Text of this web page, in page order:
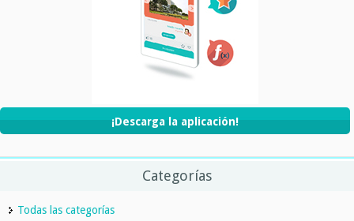
¡Descarga la aplicación!
Categorías
Todas las categorías